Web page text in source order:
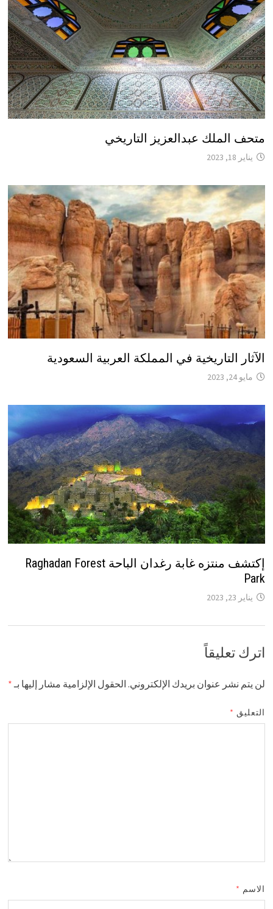
متحف الملك عبدالعزيز التاريخي
يناير 18, 2023
الآثار التاريخية في المملكة العربية السعودية
مايو 24, 2023
إكتشف منتزه غابة رغدان الباحة Raghadan Forest
Park
يناير 23, 2023
اترك تعليقاً
لن يتم نشر عنوان بريدك الإلكتروني. الحقول الإلزامية مشار إليها بـ *
التعليق *
الاسم *